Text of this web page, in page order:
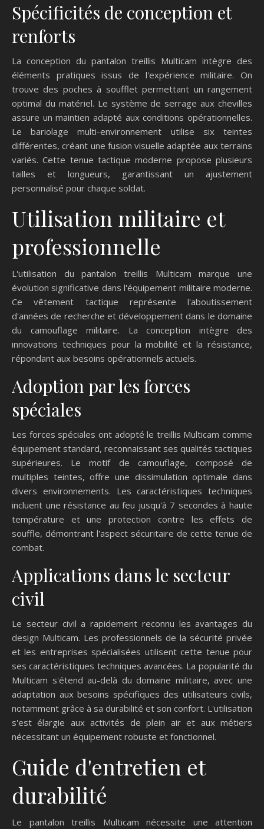
Spécificités de conception et
renforts
La conception du pantalon treillis Multicam intègre des
éléments pratiques issus de l'expérience militaire. On
trouve des poches à soufflet permettant un rangement
optimal du matériel. Le système de serrage aux chevilles
assure un maintien adapté aux conditions opérationnelles.
Le bariolage multi-environnement utilise six teintes
différentes, créant une fusion visuelle adaptée aux terrains
variés. Cette tenue tactique moderne propose plusieurs
tailles et longueurs, garantissant un ajustement
personnalisé pour chaque soldat.
Utilisation militaire et
professionnelle
L'utilisation du pantalon treillis Multicam marque une
évolution significative dans l'équipement militaire moderne.
Ce vêtement tactique représente l'aboutissement
d'années de recherche et développement dans le domaine
du camouflage militaire. La conception intègre des
innovations techniques pour la mobilité et la résistance,
répondant aux besoins opérationnels actuels.
Adoption par les forces
spéciales
Les forces spéciales ont adopté le treillis Multicam comme
équipement standard, reconnaissant ses qualités tactiques
supérieures. Le motif de camouflage, composé de
multiples teintes, offre une dissimulation optimale dans
divers environnements. Les caractéristiques techniques
incluent une résistance au feu jusqu'à 7 secondes à haute
température et une protection contre les effets de
souffle, démontrant l'aspect sécuritaire de cette tenue de
combat.
Applications dans le secteur
civil
Le secteur civil a rapidement reconnu les avantages du
design Multicam. Les professionnels de la sécurité privée
et les entreprises spécialisées utilisent cette tenue pour
ses caractéristiques techniques avancées. La popularité du
Multicam s'étend au-delà du domaine militaire, avec une
adaptation aux besoins spécifiques des utilisateurs civils,
notamment grâce à sa durabilité et son confort. L'utilisation
s'est élargie aux activités de plein air et aux métiers
nécessitant un équipement robuste et fonctionnel.
Guide d'entretien et
durabilité
Le pantalon treillis Multicam nécessite une attention